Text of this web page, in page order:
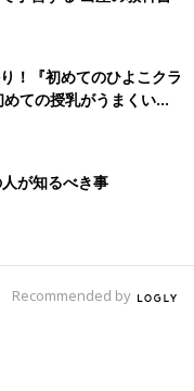
！『初めてのひよこクラ
ての授乳がうまくい
と夏のトラブル 解決テ
が知るべき事
Recommended by